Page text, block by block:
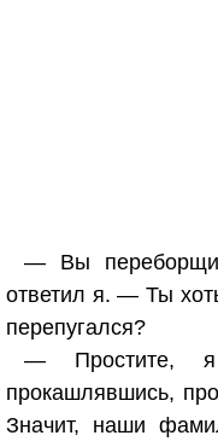
— Вы
ответил я. — Ты
перепугался?
— Простите,
прокашлявшись,
Значит, наши